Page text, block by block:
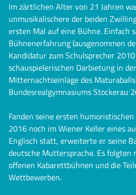
Im zärtlichen Alter von 21 Jahren
unmusikalischere der beiden
ersten Mal auf eine Bühne. Einfach
Bühnenerfahrung (ausgenommen
Kandidatur zum Schulsprecher
schauspielerischen Darbietung in
Mitternachtseinlage des
Bundesrealgymnasiums Stockerau
Fanden seine ersten
2016 noch im Wiener Keller eines
Englisch statt, erweiterte er seine
deutsche Muttersprache. Es
offenen Kabarettbühnen und die
Wettbewerben.